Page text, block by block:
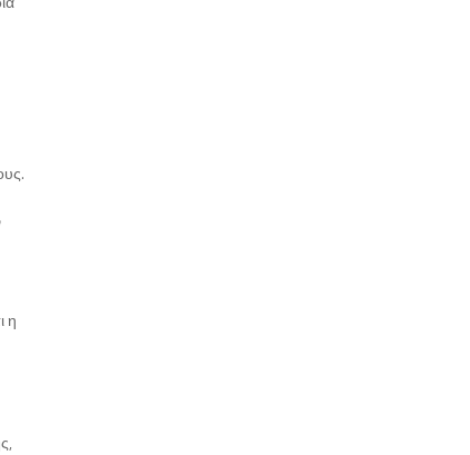
η